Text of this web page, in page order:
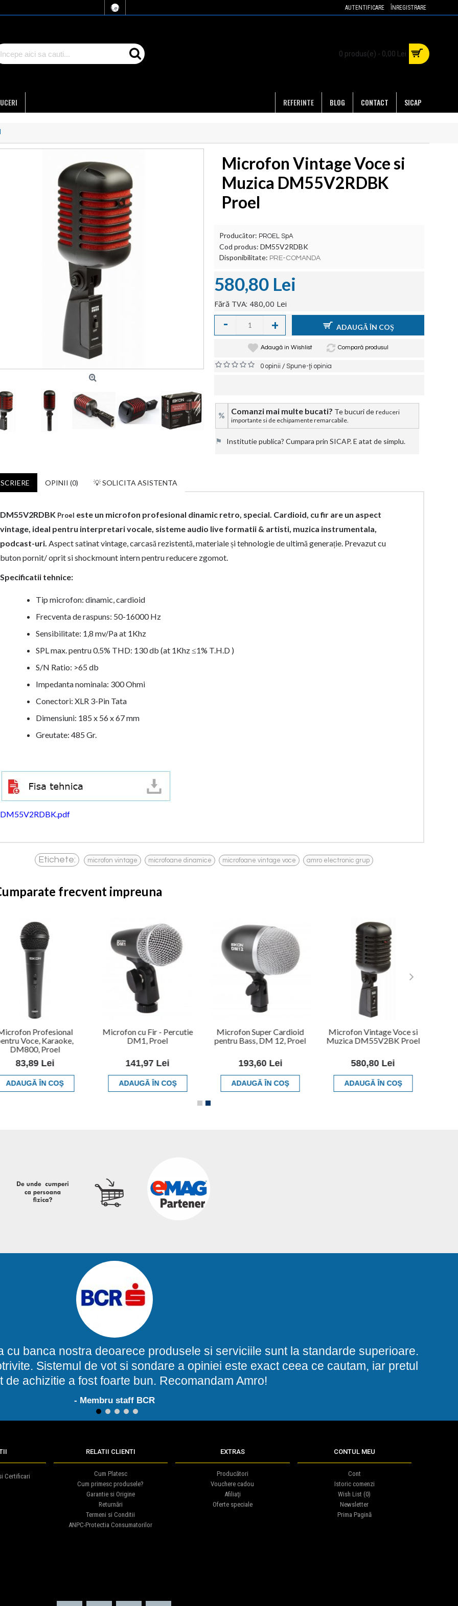
Lei AUTENTIFICARE ÎNREGISTRARE
0 produs(e) - 0,00 Lei
SICAP
CONTACT
BLOG
REFERINTE
Microfon Vintage Voce si
Muzica DM55V2RDBK
Proel
Producător: PROEL SpA
Cod produs: DM55V2RDBK
Disponibilitate: PRE-COMANDA
580,80 Lei
Fără TVA: 480,00 Lei
- + ADAUGĂ ÎN COŞ
Adaugă in Wishlist Compară produsul
0 opinii /Spune-ţi opinia
% Comanzi mai multe bucati? Te bucuri de reduceri
importante si de echipamente remarcabile.
⚑ Institutie publica? Cumpara prin SICAP. E atat de simplu.
OPINII (0) 💡 SOLICITA ASISTENTA
DM55V2RDBK Proel este un microfon profesional dinamic retro, special. Cardioid, cu fir are un aspect
vintage, ideal pentru interpretari vocale, sisteme audio live formatii & artisti, muzica instrumentala,
podcast-uri. Aspect satinat vintage, carcasă rezistentă, materiale și tehnologie de ultimă generație. Prevazut cu
buton pornit/ oprit si shockmount intern pentru reducere zgomot.
Specificatii tehnice:
Tip microfon: dinamic, cardioid
Frecventa de raspuns: 50-16000 Hz
Sensibilitate: 1,8 mv/Pa at 1Khz
SPL max. pentru 0.5% THD: 130 db (at 1Khz ≤1% T.H.D )
S/N Ratio: >65 db
Impedanta nominala: 300 Ohmi
Conectori: XLR 3-Pin Tata
Dimensiuni: 185 x 56 x 67 mm
Greutate: 485 Gr.
DM55V2RDBK.pdf
Etichete: microfon vintage microfoane dinamice microfoane vintage voce amro electronic grup
frecvent impreuna
Profesional
Voce, Karaoke,
DM800, Proel
83,89 Lei
ADAUGĂ ÎN COŞ
Microfon cu Fir - Percutie
DM1, Proel
141,97 Lei
ADAUGĂ ÎN COŞ
Microfon Super Cardioid
pentru Bass, DM 12, Proel
193,60 Lei
ADAUGĂ ÎN COŞ
Microfon Vintage Voce si
Muzica DM55V2BK Proel
580,80 Lei
ADAUGĂ ÎN COŞ
cu banca nostra deoarece produsele si serviciile sunt la standarde superioare.
Sistemul de vot si sondare a opiniei este exact ceea ce cautam, iar pretul
de achizitie a fost foarte bun. Recomandam Amro!
- Membru staff BCR
1 2 3 4 5
Certificari
RELATII CLIENTI
Cum Platesc
Cum primesc produsele?
Garantie si Origine
Returnări
Termeni si Conditii
ANPC-Protectia Consumatorilor
EXTRAS
Producători
Vouchere cadou
Afiliaţi
Oferte speciale
CONTUL MEU
Cont
Istoric comenzi
Wish List (0)
Newsletter
Prima Pagină